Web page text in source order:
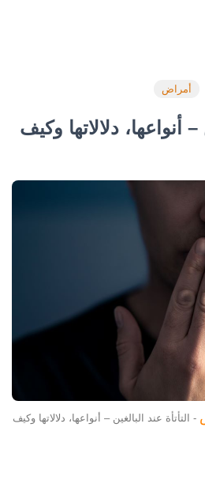
أمراض
– أنواعها، دلالاتها وكيف
- التأتأة عند البالغين – أنواعها، دلالاتها وكيف